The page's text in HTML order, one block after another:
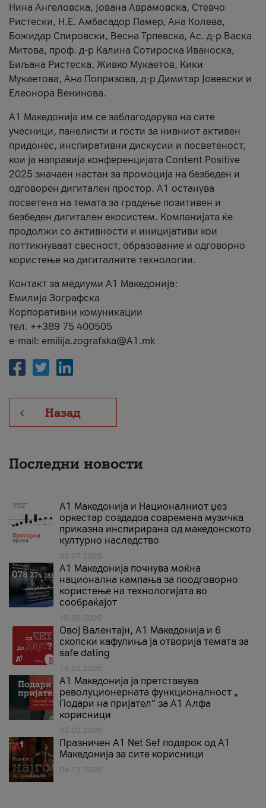
Нина Ангеловска, Јована Аврамовска, Стевчо
Ристески, Н.Е. Амбасадор Памер, Ана Колева,
Божидар Спировски, Весна Трпевска, Ас. д-р Васка
Митова, проф. д-р Калина Сотироска Иваноска,
Биљана Ристеска, Живко Мукаетов, Кики
Мукаетова, Ана Попризова, д-р Димитар Јовевски и
Елеонора Венинова.
А1 Македонија им се заблагодарува на сите
учесници, панелисти и гости за нивниот активен
придонес, инспиративни дискусии и посветеност,
кои ја направија конференцијата Content Positive
2025 значаен настан за промоција на безбеден и
одговорен дигитален простор. А1 останува
посветена на темата за градење позитивен и
безбеден дигитален екосистем. Компанијата ќе
продолжи со активности и иницијативи кои
поттикнуваат свесност, образование и одговорно
користење на дигиталните технологии.
Контакт за медиуми А1 Македонија:
Емилија Зографска
Корпоративни комуникации
тел. ++389 75 400505
e-mail: emilija.zografska@A1.mk
Назад
Последни новости
А1 Македонија и Националниот џез
оркестар создадоа современа музичка
приказна инспирирана од македонското
културно наследство
03.07.2026
A1 Македонија почнува моќна
национална кампања за поодговорно
користење на технологијата во
сообраќајот
18.05.2026
Овој Валентајн, A1 Македонија и 6
скопски кафулиња ја отворија темата за
safe dating
16.02.2026
А1 Македонија ја претставува
револуционерната функционалност „
Подари на пријател“ за А1 Алфа
корисници
02.02.2026
Празничен A1 Net Sеf подарок од А1
Македонија за сите корисници
04.12.2025